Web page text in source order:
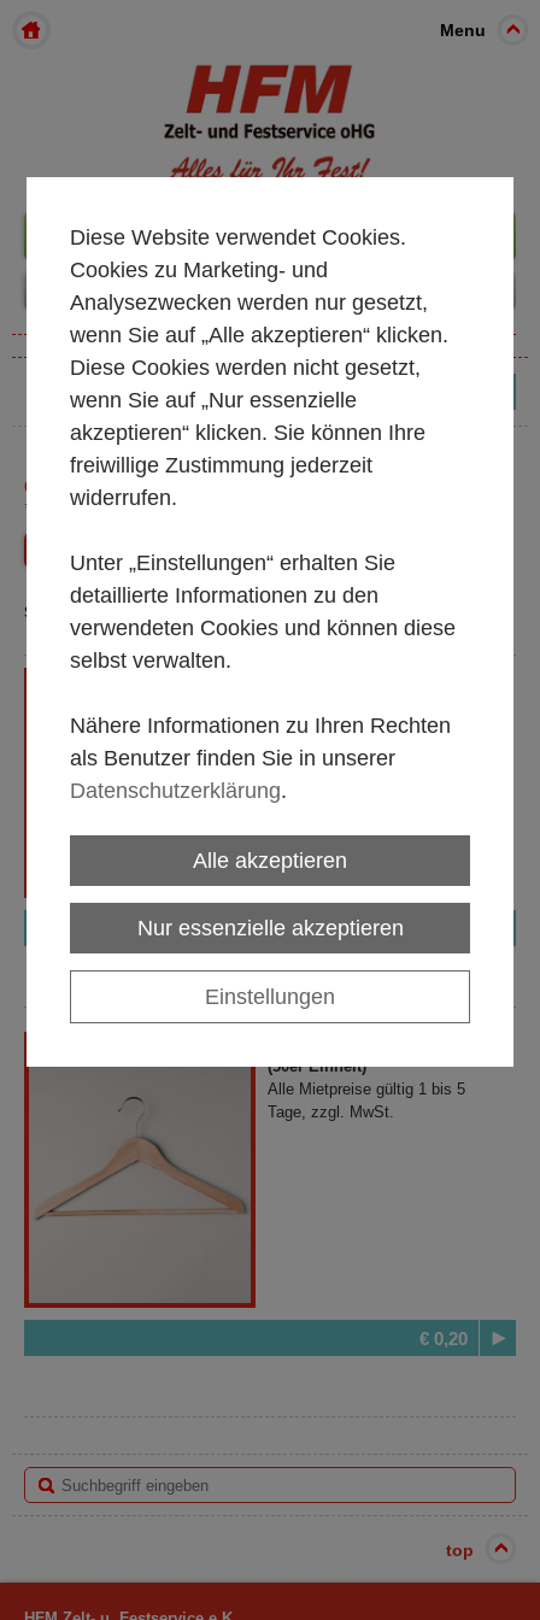
Menu
+49 261 98899933
GARDEROBE
* alle Preise exkl. MwSt.
Shop Startseite
Sortierung:
höhenverstellbar (für ca. 30
Kleiderbügel)
Alle Mietpreise gültig 1 bis 5
Tage, zzgl. MwSt.
(50er Einheit)
Alle Mietpreise gültig 1 bis 5
Tage, zzgl. MwSt.
€ 0,20
top
Diese Website verwendet Cookies.
Cookies zu Marketing- und
Analysezwecken werden nur gesetzt,
wenn Sie auf „Alle akzeptieren“ klicken.
Diese Cookies werden nicht gesetzt,
wenn Sie auf „Nur essenzielle
akzeptieren“ klicken. Sie können Ihre
freiwillige Zustimmung jederzeit
widerrufen.
Unter „Einstellungen“ erhalten Sie
detaillierte Informationen zu den
verwendeten Cookies und können diese
selbst verwalten.
Nähere Informationen zu Ihren Rechten
als Benutzer finden Sie in unserer
Datenschutzerklärung.
Alle akzeptieren
Nur essenzielle akzeptieren
Einstellungen